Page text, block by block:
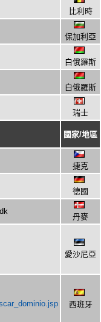
比利時
保加利亞
白俄羅斯
白俄羅斯
瑞士
國家/地區
捷克
德國
丹麥
愛沙尼亞
西班牙